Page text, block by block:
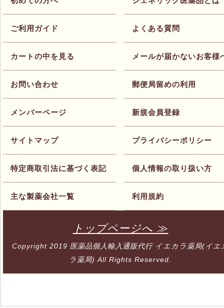
ご利用ガイド
カートの中を見る
お問い合わせ
メンバーページ
サイトマップ
特定商取引法に基づく表記
主な製薬会社一覧
よくある質問
メールが届かないお客様
郵便局留めの利用
新規会員登録
プライバシーポリシー
個人情報の取り扱い方
利用規約
トップページへ ≫
Copyright 2019 医薬品個人輸入通販代行 イエカラ薬局(イエ
ラ薬局) All Rights Reserved.